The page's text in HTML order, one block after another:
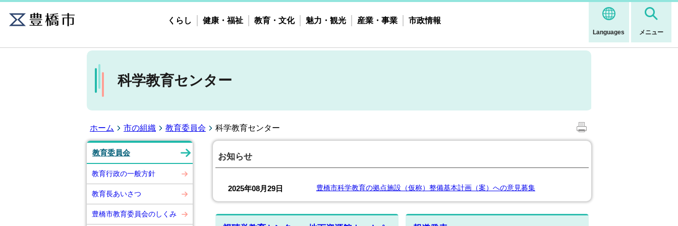
Languages メニュー
くらし 健康・福祉 教育・文化 魅力・観光 産業・事業 市政情報
科学教育センター
ホーム 市の組織 教育委員会 科学教育センター
教育委員会
教育行政の一般方針
教育長あいさつ
豊橋市教育委員会のしくみ
お知らせ
2025年08月29日 豊橋市科学教育の拠点施設（仮称）整備基本計画（案）への意見募集